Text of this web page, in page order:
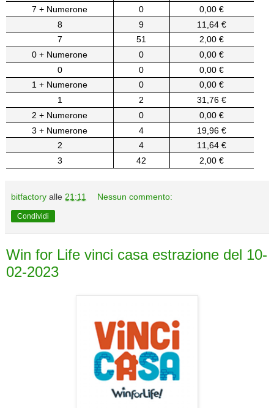
7 + Numerone
0
0,00 €
8
9
11,64 €
7
51
2,00 €
0 + Numerone
0
0,00 €
0
0
0,00 €
1 + Numerone
0
0,00 €
1
2
31,76 €
2 + Numerone
0
0,00 €
3 + Numerone
4
19,96 €
2
4
11,64 €
3
42 2,00 €
bitfactory alle 21:11 Nessun commento:
Condividi
Win for Life vinci casa estrazione del 10-
02-2023